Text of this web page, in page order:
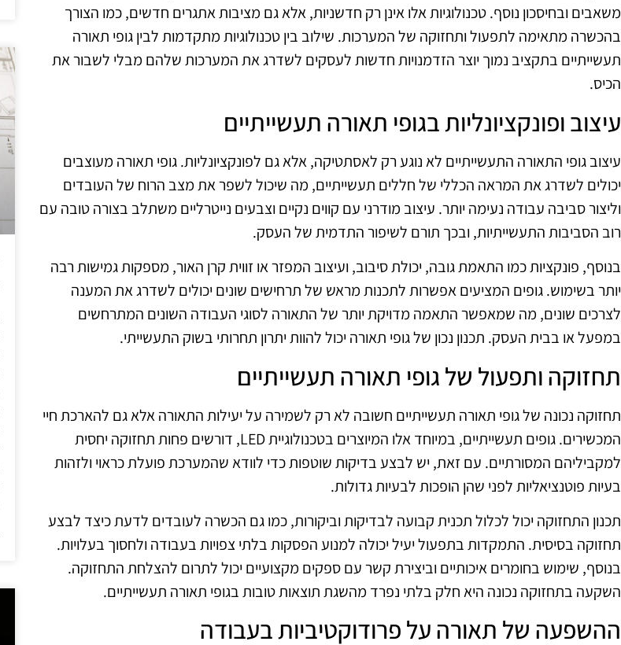
משאבים ובחיסכון נוסף. טכנולוגיות אלו אינן רק חדשניות, אלא גם מציבות אתגרים חדשים, כמו הצורך
בהכשרה מתאימה לתפעול ותחזוקה של המערכות. שילוב בין טכנולוגיות מתקדמות לבין גופי תאורה
תעשייתיים בתקציב נמוך יוצר הזדמנויות חדשות לעסקים לשדרג את המערכות שלהם מבלי לשבור את
הכיס.
עיצוב ופונקציונליות בגופי תאורה תעשייתיים
עיצוב גופי התאורה התעשייתיים לא נוגע רק לאסתטיקה, אלא גם לפונקציונליות. גופי תאורה מעוצבים
יכולים לשדרג את המראה הכללי של חללים תעשייתיים, מה שיכול לשפר את מצב הרוח של העובדים
וליצור סביבה עבודה נעימה יותר. עיצוב מודרני עם קווים נקיים וצבעים נייטרליים משתלב בצורה טובה עם
רוב הסביבות התעשייתיות, ובכך תורם לשיפור התדמית של העסק.
בנוסף, פונקציות כמו התאמת גובה, יכולת סיבוב, ועיצוב המפזר או זווית קרן האור, מספקות גמישות רבה
יותר בשימוש. גופים המציעים אפשרות לתכנות מראש של תרחישים שונים יכולים לשדרג את המענה
לצרכים שונים, מה שמאפשר התאמה מדויקת יותר של התאורה לסוגי העבודה השונים המתרחשים
במפעל או בבית העסק. תכנון נכון של גופי תאורה יכול להוות יתרון תחרותי בשוק התעשייתי.
תחזוקה ותפעול של גופי תאורה תעשייתיים
תחזוקה נכונה של גופי תאורה תעשייתיים חשובה לא רק לשמירה על יעילות התאורה אלא גם להארכת חיי
המכשירים. גופים תעשייתיים, במיוחד אלו המיוצרים בטכנולוגיית LED, דורשים פחות תחזוקה יחסית
למקביליהם המסורתיים. עם זאת, יש לבצע בדיקות שוטפות כדי לוודא שהמערכת פועלת כראוי ולזהות
בעיות פוטנציאליות לפני שהן הופכות לבעיות גדולות.
תכנון התחזוקה יכול לכלול תכנית קבועה לבדיקות וביקורות, כמו גם הכשרה לעובדים לדעת כיצד לבצע
תחזוקה בסיסית. התמקדות בתפעול יעיל יכולה למנוע הפסקות בלתי צפויות בעבודה ולחסוך בעלויות.
בנוסף, שימוש בחומרים איכותיים וביצירת קשר עם ספקים מקצועיים יכול לתרום להצלחת התחזוקה.
השקעה בתחזוקה נכונה היא חלק בלתי נפרד מהשגת תוצאות טובות בגופי תאורה תעשייתיים.
ההשפעה של תאורה על פרודוקטיביות בעבודה